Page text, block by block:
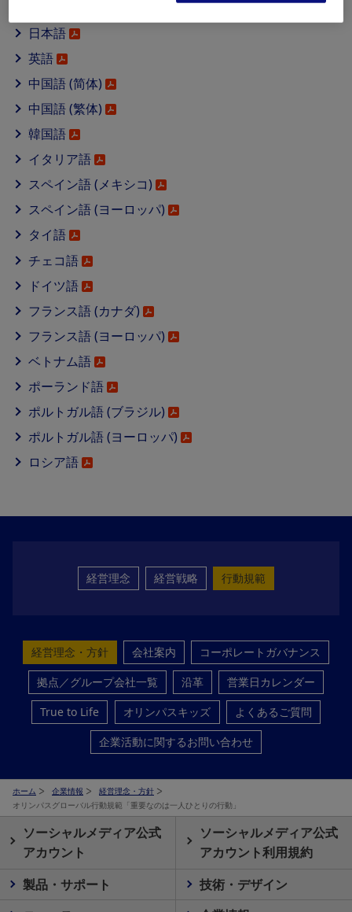
日本語
英語
中国語 (简体)
中国語 (繁体)
韓国語
イタリア語
スペイン語 (メキシコ)
スペイン語 (ヨーロッパ)
タイ語
チェコ語
ドイツ語
フランス語 (カナダ)
フランス語 (ヨーロッパ)
ベトナム語
ポーランド語
ポルトガル語 (ブラジル)
ポルトガル語 (ヨーロッパ)
ロシア語
経営理念 経営戦略 行動規範
経営理念・方針 会社案内
コーポレートガバナンス
拠点／グループ会社一覧
沿革
営業日カレンダー
True to Life
オリンパスキッズ
よくあるご質問
企業活動に関するお問い合わせ
ホーム 企業情報
経営理念・方針
オリンパスグローバル行動規範「重要なのは一人ひとりの行動」
ソーシャルメディア公式
アカウント
ソーシャルメディア公式
アカウント利用規約
製品・サポート
技術・デザイン